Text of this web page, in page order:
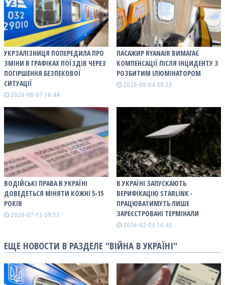
УКРЗАЛІЗНИЦЯ ПОПЕРЕДИЛА ПРО
ЗМІНИ В ГРАФІКАХ ПОЇЗДІВ ЧЕРЕЗ
ПОГІРШЕННЯ БЕЗПЕКОВОЇ
СИТУАЦІЇ
2026-08-07 16:44
ПАСАЖИР RYANAIR ВИМАГАЄ
КОМПЕНСАЦІЇ ПІСЛЯ ІНЦИДЕНТУ З
РОЗБИТИМ ІЛЮМІНАТОРОМ
2026-08-04 08:23
ВОДІЙСЬКІ ПРАВА В УКРАЇНІ
ДОВЕДЕТЬСЯ МІНЯТИ КОЖНІ 5-15
РОКІВ
2026-07-15 09:32
В УКРАЇНІ ЗАПУСКАЮТЬ
ВЕРИФІКАЦІЮ STARLINK -
ПРАЦЮВАТИМУТЬ ЛИШЕ
ЗАРЕЄСТРОВАНІ ТЕРМІНАЛИ
2026-02-03 16:45
ЕЩЕ НОВОСТИ В РАЗДЕЛЕ "ВІЙНА В УКРАЇНІ"